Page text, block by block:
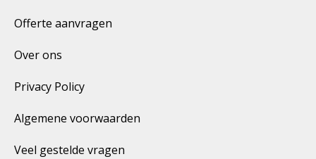
Offerte aanvragen
Over ons
Privacy Policy
Algemene voorwaarden
Veel gestelde vragen